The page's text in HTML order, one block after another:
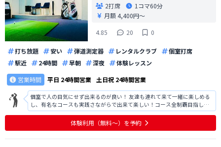
2打席
1コマ60分
月額 4,400円〜
4.85
20 0
打ち放題 安い 弾道測定器 レンタルクラブ
個室打席
駅近
24時間 早朝 深夜
体験レッスン
営業時間
平日 24時間営業 土日祝 24時間営業
個室で人の目気にせず出来るのが良い！ 友達も連れて来て一緒に楽しめる
し、有名なコースも実践さながらで出来て楽しい！コース全制覇目指しま
す💪
体験利用（無料〜）を予約